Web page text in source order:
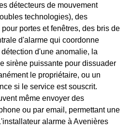
détecteurs de mouvement
technologies), des
portes et fenêtres, des bris de
d'alarme qui coordonne
d'une anomalie, la
sirène puissante pour dissuader
le propriétaire, ou un
si le service est souscrit.
même envoyer des
ou par email, permettant une
alarme à Avenières